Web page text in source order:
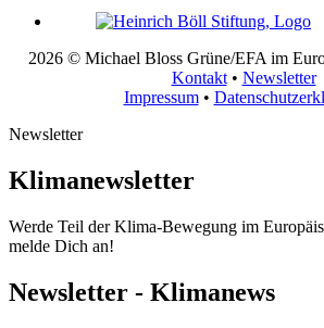
2026 © Michael Bloss Grüne/EFA im
Kontakt• Newsletter
Impressum•
Newsletter
Klimanewsletter
Werde Teil der Klima-Bewegung im
melde Dich an!
Newsletter - Klimanews